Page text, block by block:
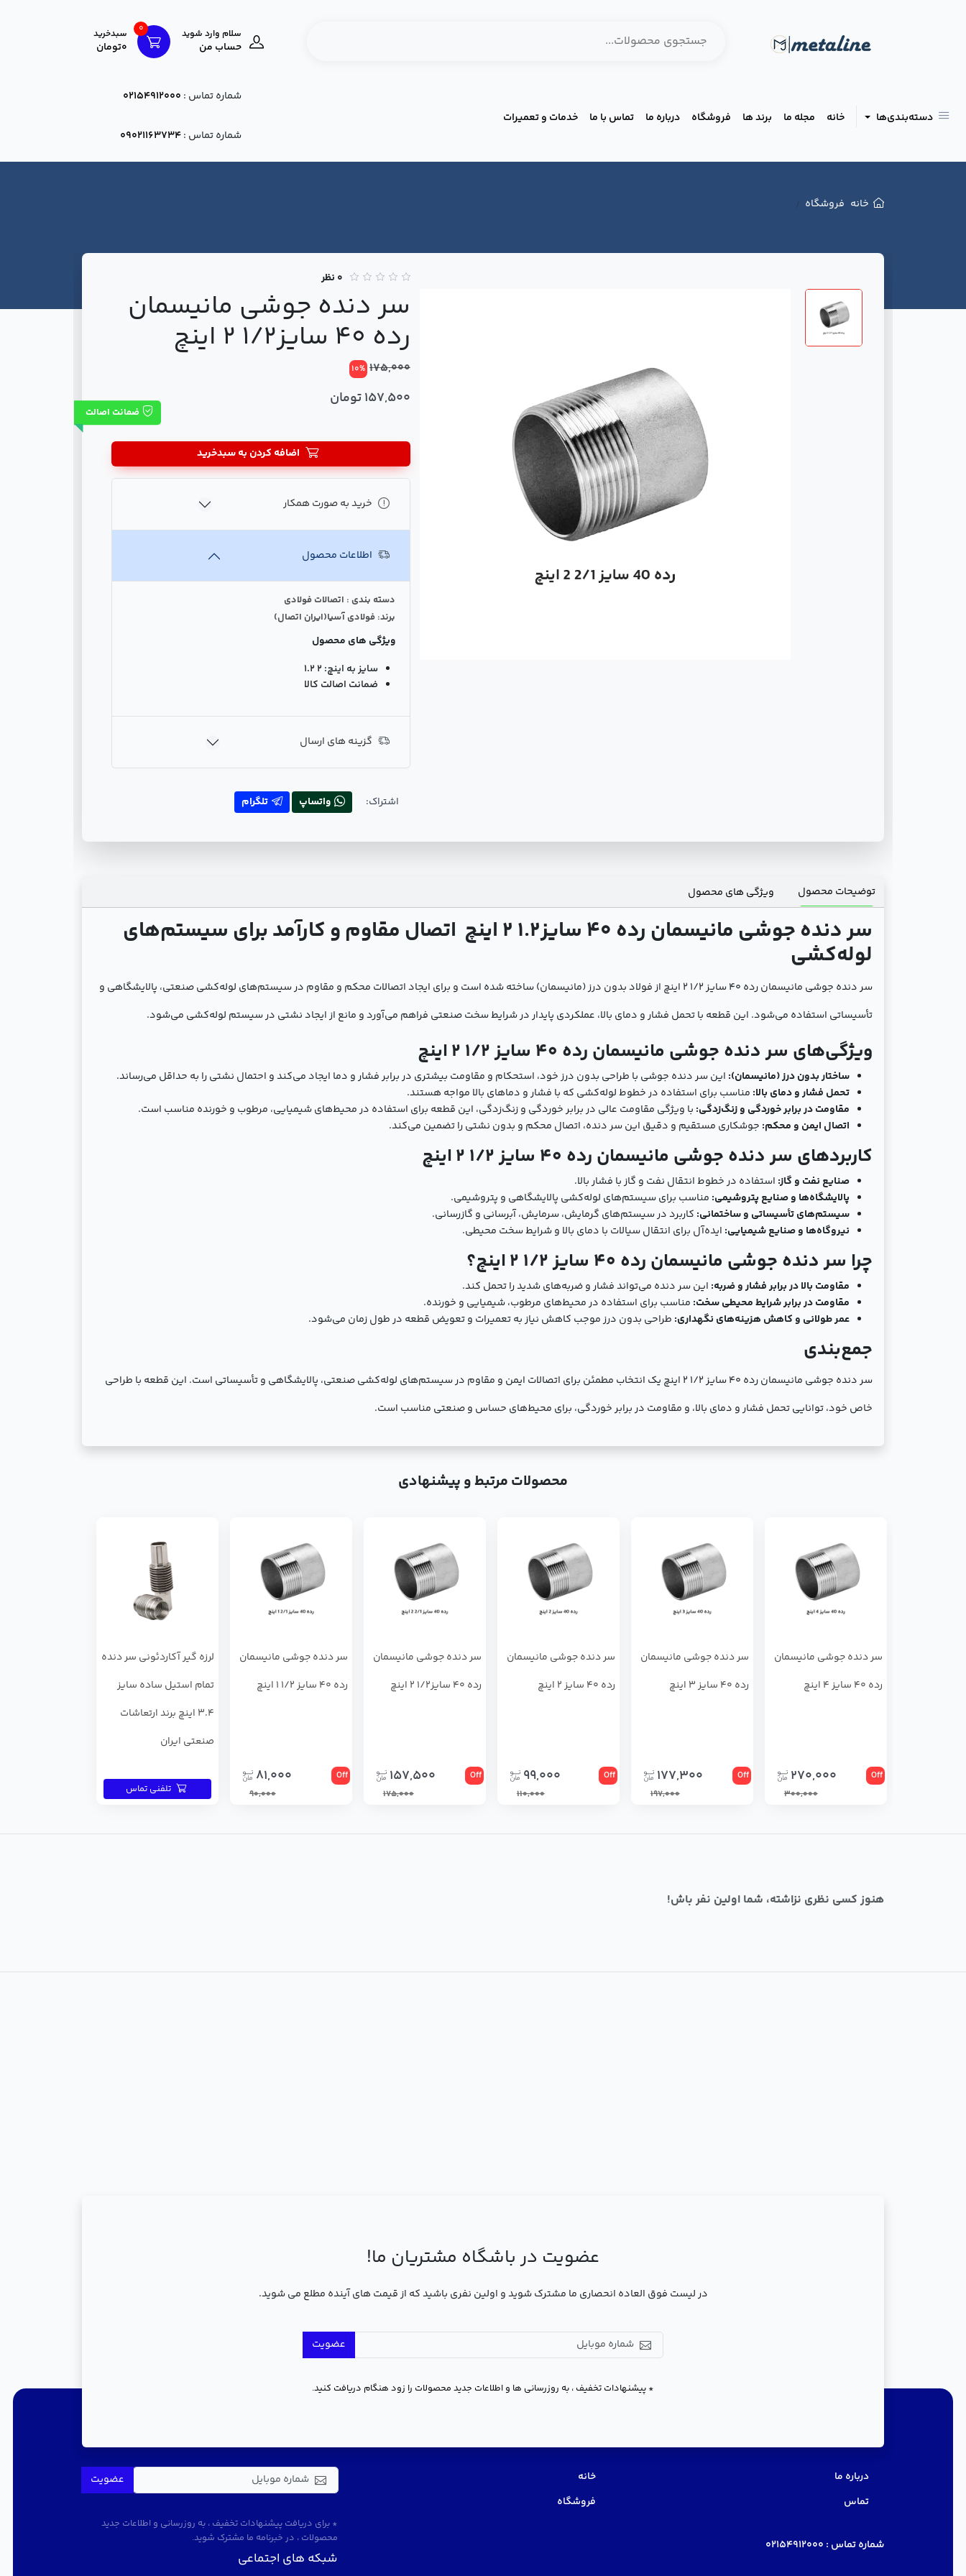
سلام وارد شوید
حساب من
0 سبدخرید
0تومان
دسته‌بندی‌ها خانه مجله ما برند ها فروشگاه درباره ما تماس با ما خدمات و تعمیرات
شماره تماس : 02154912000
شماره تماس :09021163734
خانه فروشگاه
0 نظر
سر دنده جوشی مانیسمان
رده 40 سایز1/2 2 اینچ
175,000
10%
157,500 تومان
ضمانت اصالت
اضافه کردن به سبدخرید
خرید به صورت همکار
اطلاعات محصول
دسته بندی : اتصالات فولادی
برند: فولادی آسیا(ایران اتصال)
ویژگی های محصول
سایز به اینچ: 2 1.2
ضمانت اصالت کالا
گزینه های ارسال
اشتراک: واتساپ تلگرام
توضیحات محصول ویژگی های محصول
سر دنده جوشی مانیسمان رده 40 سایز1.2 2 اینچ اتصال مقاوم و کارآمد برای سیستم‌های
لوله‌کشی
سر دنده جوشی مانیسمان رده 40 سایز 1/2 2 اینچ از فولاد بدون درز (مانیسمان) ساخته شده است و برای ایجاد اتصالات محکم و مقاوم در سیستم‌های لوله‌کشی صنعتی، پالایشگاهی و
تأسیساتی استفاده می‌شود. این قطعه با تحمل فشار و دمای بالا، عملکردی پایدار در شرایط سخت صنعتی فراهم می‌آورد و مانع از ایجاد نشتی در سیستم لوله‌کشی می‌شود.
ویژگی‌های سر دنده جوشی مانیسمان رده 40 سایز 1/2 2 اینچ
ساختار بدون درز (مانیسمان): این سر دنده جوشی با طراحی بدون درز خود، استحکام و مقاومت بیشتری در برابر فشار و دما ایجاد می‌کند و احتمال نشتی را به حداقل می‌رساند.
تحمل فشار و دمای بالا: مناسب برای استفاده در خطوط لوله‌کشی که با فشار و دماهای بالا مواجه هستند.
مقاومت در برابر خوردگی و زنگ‌زدگی: با ویژگی مقاومت عالی در برابر خوردگی و زنگ‌زدگی، این قطعه برای استفاده در محیط‌های شیمیایی، مرطوب و خورنده مناسب است.
اتصال ایمن و محکم: جوشکاری مستقیم و دقیق این سر دنده، اتصال محکم و بدون نشتی را تضمین می‌کند.
کاربردهای سر دنده جوشی مانیسمان رده 40 سایز 1/2 2 اینچ
صنایع نفت و گاز: استفاده در خطوط انتقال نفت و گاز با فشار بالا.
پالایشگاه‌ها و صنایع پتروشیمی: مناسب برای سیستم‌های لوله‌کشی پالایشگاهی و پتروشیمی.
سیستم‌های تأسیساتی و ساختمانی: کاربرد در سیستم‌های گرمایش، سرمایش، آبرسانی و گازرسانی.
نیروگاه‌ها و صنایع شیمیایی: ایده‌آل برای انتقال سیالات با دمای بالا و شرایط سخت محیطی.
چرا سر دنده جوشی مانیسمان رده 40 سایز 1/2 2 اینچ؟
مقاومت بالا در برابر فشار و ضربه: این سر دنده می‌تواند فشار و ضربه‌های شدید را تحمل کند.
مقاومت در برابر شرایط محیطی سخت: مناسب برای استفاده در محیط‌های مرطوب، شیمیایی و خورنده.
عمر طولانی و کاهش هزینه‌های نگهداری: طراحی بدون درز موجب کاهش نیاز به تعمیرات و تعویض قطعه در طول زمان می‌شود.
جمع‌بندی
سر دنده جوشی مانیسمان رده 40 سایز 1/2 2 اینچ یک انتخاب مطمئن برای اتصالات ایمن و مقاوم در سیستم‌های لوله‌کشی صنعتی، پالایشگاهی و تأسیساتی است. این قطعه با طراحی
خاص خود، توانایی تحمل فشار و دمای بالا، و مقاومت در برابر خوردگی، برای محیط‌های حساس و صنعتی مناسب است.
محصولات مرتبط و پیشنهادی
سر دنده جوشی مانیسمان
رده 40 سایز 4 اینچ
Off
270,000
300,000
سر دنده جوشی مانیسمان
رده 40 سایز 3 اینچ
Off
177,300
197,000
سر دنده جوشی مانیسمان
رده 40 سایز 2 اینچ
Off
99,000
110,000
سر دنده جوشی مانیسمان
رده 40 سایز1/2 2 اینچ
Off
157,500
175,000
سر دنده جوشی مانیسمان
رده 40 سایز 1/2 1 اینچ
Off
81,000
90,000
لرزه گیر آکاردئونی سر دنده
تمام استیل ساده سایز
3.4 اینچ برند ارتعاشات
صنعتی ایران
تلفنی تماس
هنوز کسی نظری نزاشته، شما اولین نفر باش!
عضویت در باشگاه مشتریان ما!
در لیست فوق العاده انحصاری ما مشترک شوید و اولین نفری باشید که از قیمت های آینده مطلع می شوید.
عضویت
* پیشنهادات تخفیف ، به روزرسانی ها و اطلاعات جدید محصولات را زود هنگام دریافت کنید.
درباره ما
تماس
شماره تماس : 02154912000
خانه
فروشگاه
عضویت
* برای دریافت پیشنهادات تخفیف ، به روزرسانی و اطلاعات جدید
محصولات ، در خبرنامه ما مشترک شوید.
شبکه های اجتماعی